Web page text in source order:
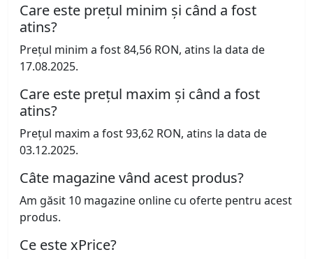
Care este prețul minim și când a fost
atins?
Prețul minim a fost 84,56 RON, atins la data de
17.08.2025.
Care este prețul maxim și când a fost
atins?
Prețul maxim a fost 93,62 RON, atins la data de
03.12.2025.
Câte magazine vând acest produs?
Am găsit 10 magazine online cu oferte pentru acest
produs.
Ce este xPrice?